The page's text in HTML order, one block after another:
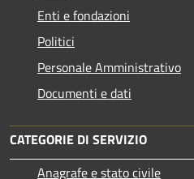
Enti e fondazioni
Politici
Personale Amministrativo
Documenti e dati
CATEGORIE DI SERVIZIO
Anagrafe e stato civile